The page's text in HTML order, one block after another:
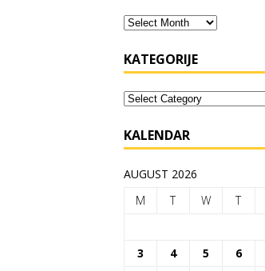
KATEGORIJE
KALENDAR
AUGUST 2026
M
T W T
3
4 5 6